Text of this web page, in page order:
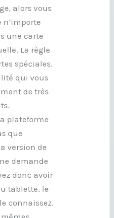
alors vous
n’importe
une carte
La règle
spéciales.
qui vous
de très
plateforme
que
version de
demande
donc avoir
tablette, le
connaissez.